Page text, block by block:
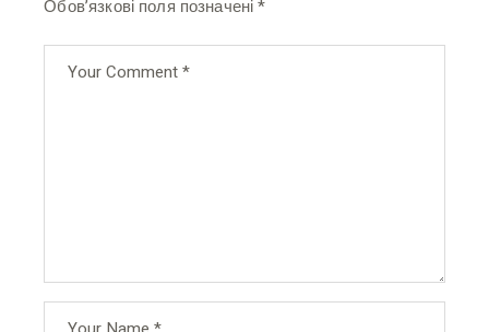
Обов’язкові поля позначені*